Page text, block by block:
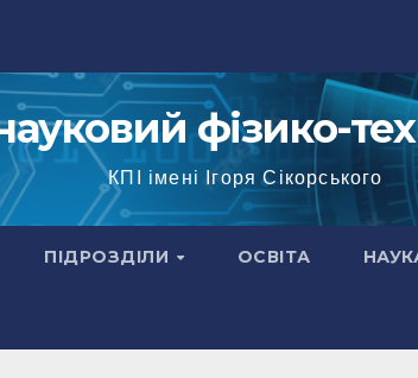
фізико-
КПІ імені Ігоря Сікорського
ПІДРОЗДІЛИ ОСВІТА